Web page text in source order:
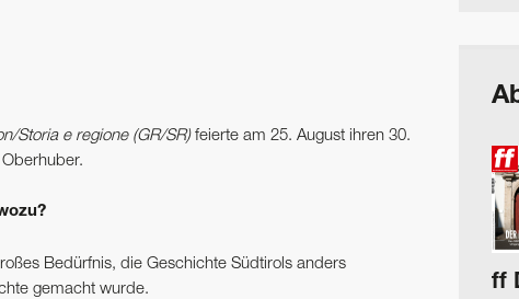
Storia e regione (GR/SR)feierte am 25. August ihren 30.
Bedürfnis, die Geschichte Südtirols anders
gemacht wurde.
ff